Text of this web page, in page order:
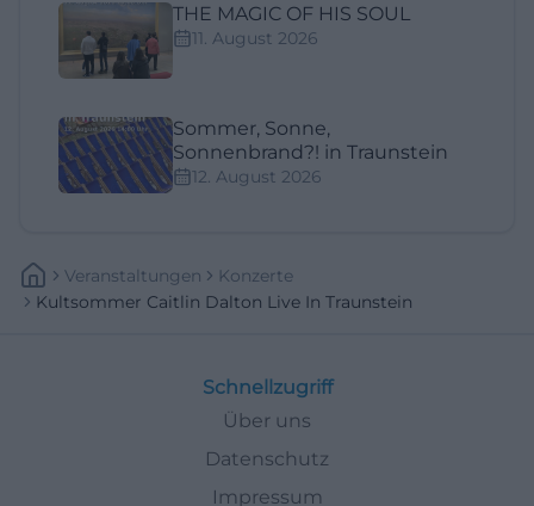
THE MAGIC OF HIS SOUL
11. August 2026
Sommer, Sonne,
Sonnenbrand?! in Traunstein
12. August 2026
Veranstaltungen
Konzerte
Kultsommer Caitlin Dalton Live In Traunstein
Schnellzugriff
Über uns
Datenschutz
Impressum